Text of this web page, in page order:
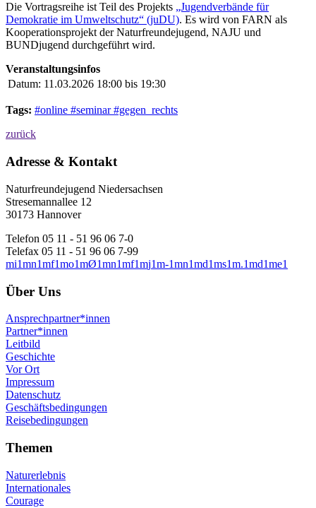
Die Vortragsreihe ist Teil des Projekts „Jugendverbände für
Demokratie im Umweltschutz“ (juDU). Es wird von FARN als
Kooperationsprojekt der Naturfreundejugend, NAJU und
BUNDjugend durchgeführt wird.
Veranstaltungsinfos
Datum: 11.03.2026 18:00 bis 19:30
Tags: #online #seminar #gegen_rechts
zurück
Adresse & Kontakt
Naturfreundejugend Niedersachsen
Stresemannallee 12
30173 Hannover
Telefon 05 11 - 51 96 06 7-0
Telefax 05 11 - 51 96 06 7-99
mi1mn1mf1mo1mØ1mn1mf1mj1m-1mn1md1ms1m.1md1me1
Über Uns
Ansprechpartner*innen
Partner*innen
Leitbild
Geschichte
Vor Ort
Impressum
Datenschutz
Geschäftsbedingungen
Reisebedingungen
Themen
Naturerlebnis
Internationales
Courage